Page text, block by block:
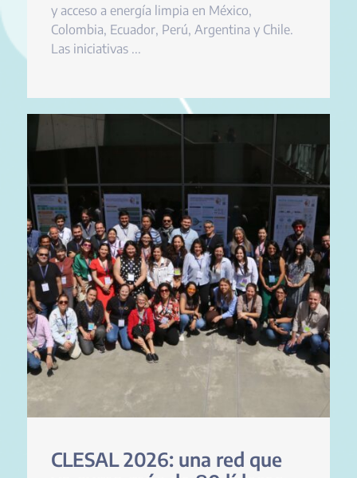
y acceso a energía limpia en México,
Colombia, Ecuador, Perú, Argentina y Chile.
Las iniciativas ...
CLESAL 2026: una red que